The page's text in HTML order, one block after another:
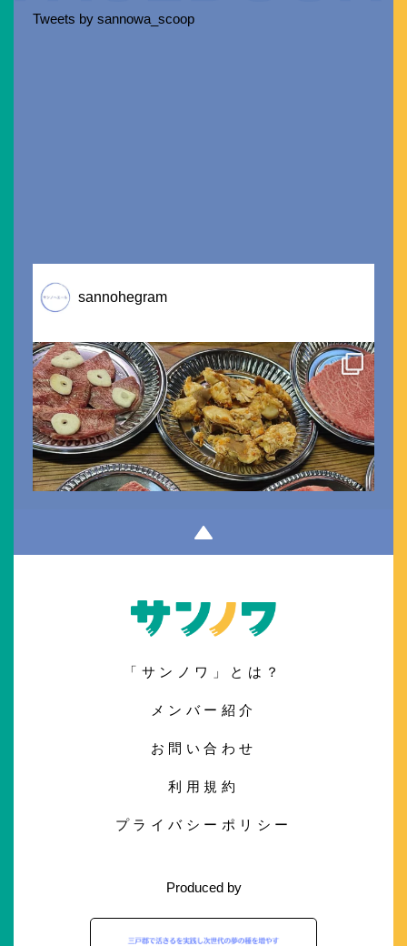
Tweets by sannowa_scoop
sannohegram
「サンノワ」とは？
メンバー紹介
お問い合わせ
利用規約
プライバシーポリシー
Produced by